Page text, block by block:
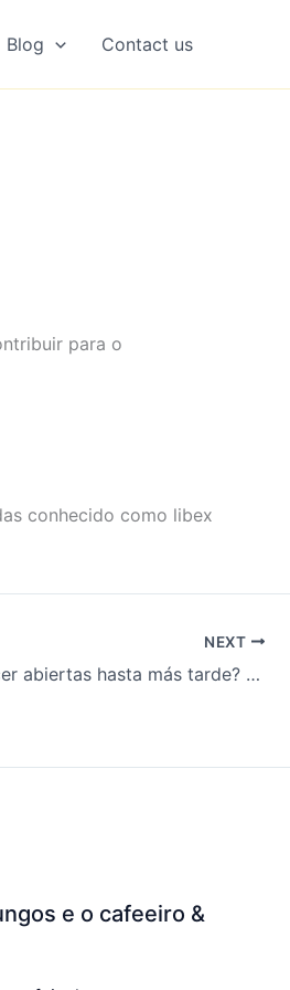
Blog Contact us
para o
conhecido como libex
NEXT
¿Deberían las cafeterías permanecer abiertas hasta más tarde? & más…
e o cafeeiro &